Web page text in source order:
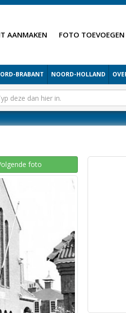
AANMAKEN FOTO TOEVOEGEN
BRABANT NOORD-HOLLAND
foto